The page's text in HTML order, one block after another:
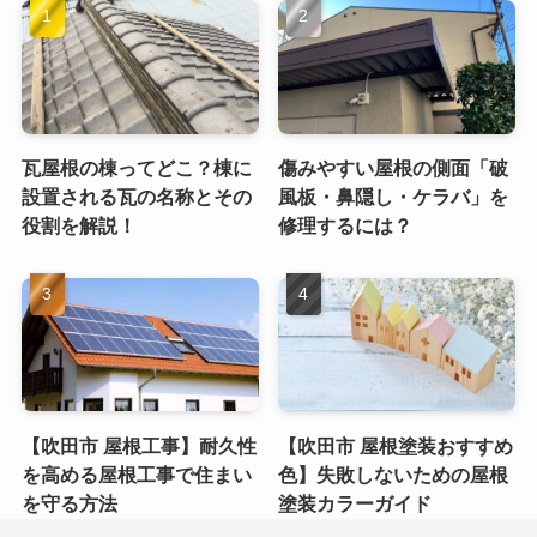
瓦屋根の棟ってどこ？棟に
設置される瓦の名称とその
役割を解説！
傷みやすい屋根の側面「破
風板・鼻隠し・ケラバ」を
修理するには？
【吹田市 屋根工事】耐久性
を高める屋根工事で住まい
を守る方法
【吹田市 屋根塗装おすすめ
色】失敗しないための屋根
塗装カラーガイド